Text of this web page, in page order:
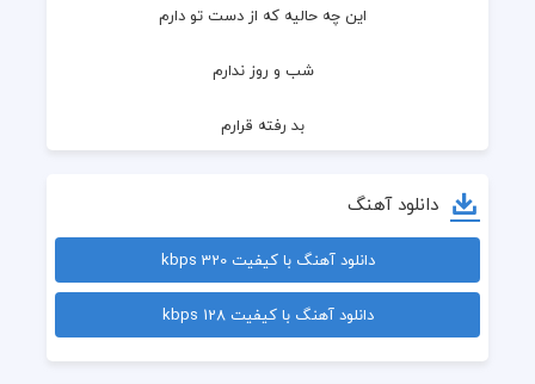
  این چه حالیه که از دست تو دارم
  شب و روز ندارم
  بد رفته قرارم
  دلی که دیگه نیست پیشم
  رفته پی کارش
  حتماً... یه چیزی هست نمی دونم
دانلود آهنگ
دانلود آهنگ با کیفیت 320 kbps
دانلود آهنگ با کیفیت 128 kbps